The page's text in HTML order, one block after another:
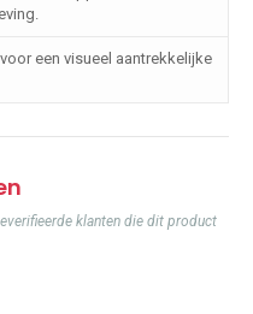
een visueel aantrekkelijke
klanten die dit product